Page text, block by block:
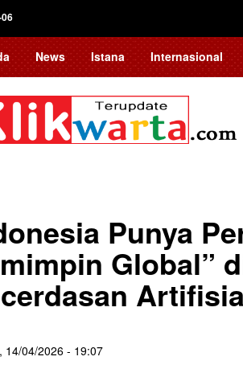
News Istana Internasional
Punya
Global”
14/04/2026 - 19:07